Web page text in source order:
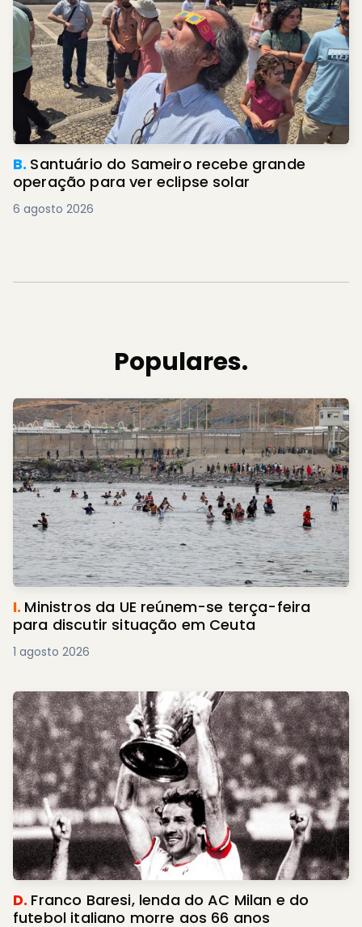
B. Santuário do Sameiro recebe grande
operação para ver eclipse solar
6 agosto 2026
Populares.
I. Ministros da UE reúnem-se terça-feira
para discutir situação em Ceuta
1 agosto 2026
D. Franco Baresi, lenda do AC Milan e do
futebol italiano morre aos 66 anos